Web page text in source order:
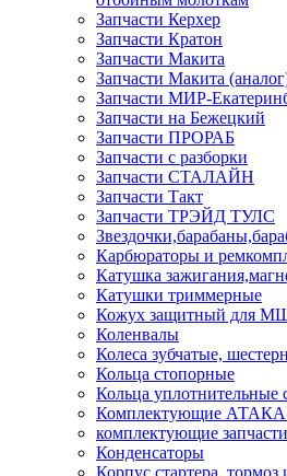
Запчасти Керхер
Запчасти Кратон
Запчасти Макита
Запчасти Макита
Запчасти МИР-
Запчасти на Бежецкий
Запчасти ПРОРАБ
Запчасти с разборки
Запчасти СТАЛАЙН
Запчасти Такт
Запчасти ТРЭЙД ТУЛС
Карбюраторы и
Катушка
Катушки триммерные
Кожух защитный для
Коленвалы
Колеса зубчатые,
Кольца стопорные
Кольца уплотнительные
Комплектующие АТАКА
комплектующие
Конденсаторы
Корпус стартера, тормоз